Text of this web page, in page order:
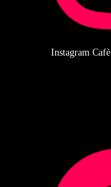
Instagram Cafè